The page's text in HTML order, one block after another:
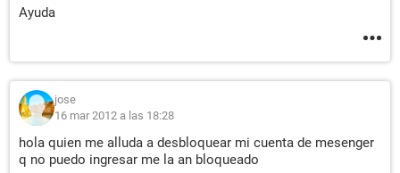
Ayuda
jose
16 mar 2012 a las 18:28
hola quien me alluda a desbloquear mi cuenta de mesenger
q no puedo ingresar me la an bloqueado